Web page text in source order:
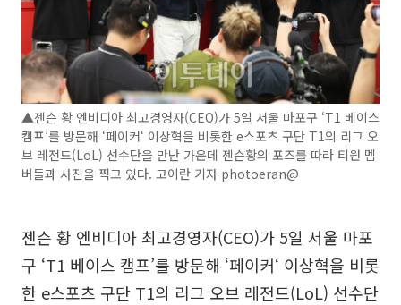
▲젠슨 황 엔비디아 최고경영자(CEO)가 5일 서울 마포구 ‘T1 베이스
캠프’를 방문해 ‘페이커‘ 이상혁을 비롯한 e스포츠 구단 T1의 리그 오
브 레전드(LoL) 선수단을 만난 가운데 젠슨황의 포즈를 따라 티원 멤
버들과 사진을 찍고 있다. 고이란 기자 photoeran@
젠슨 황 엔비디아 최고경영자(CEO)가 5일 서울 마포
구 ‘T1 베이스 캠프’를 방문해 ‘페이커‘ 이상혁을 비롯
한 e스포츠 구단 T1의 리그 오브 레전드(LoL) 선수단